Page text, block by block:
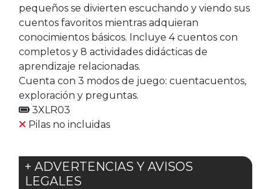
pequeños se divierten escuchando y viendo sus
cuentos favoritos mientras adquieran
conocimientos básicos. Incluye 4 cuentos con
completos y 8 actividades didácticas de
aprendizaje relacionadas.
Cuenta con 3 modos de juego: cuentacuentos,
exploración y preguntas.
3XLR03
Pilas no incluidas
+ ADVERTENCIAS Y AVISOS
LEGALES